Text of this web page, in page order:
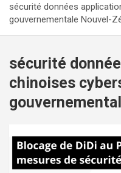
sécurité données
gouvernementale Nouvel-
sécurité
chinoises